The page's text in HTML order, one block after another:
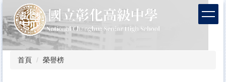
到
主
要
內
首頁 榮譽榜